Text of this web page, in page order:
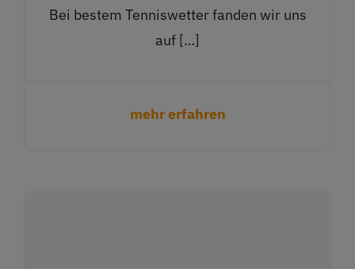
Bei bestem Tenniswetter fanden wir uns
auf […]
mehr erfahren